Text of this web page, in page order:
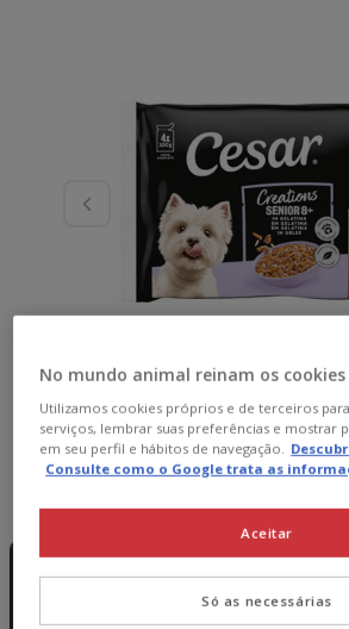
Peso:4 saquetas x 100 g
4 saquetas x
100 g
12 saquetas x
100 g
Sem Stock
13.17€
24
No mundo animal reinam os cookies
Utilizamos cookies próprios e de terceiros
serviços, lembrar suas preferências e mostrar
em seu perfil e hábitos de navegação.
Consulte como o Google trata as
Só as necessárias
Aceitar